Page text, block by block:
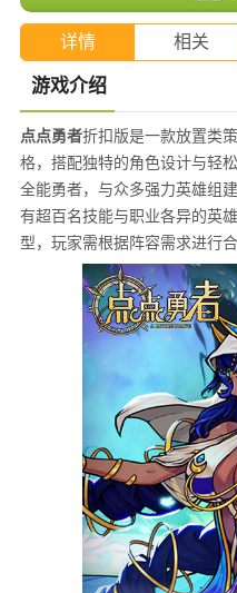
详情 相关
游戏介绍
点点勇者折扣版是一款放置类
格，搭配独特的角色设计与轻
全能勇者，与众多强力英雄组
有超百名技能与职业各异的英
型，玩家需根据阵容需求进行